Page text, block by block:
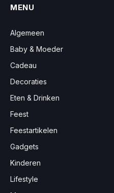
MENU
Algemeen
Baby & Moeder
Cadeau
Decoraties
Eten & Drinken
Feest
Feestartikelen
Gadgets
Kinderen
Lifestyle